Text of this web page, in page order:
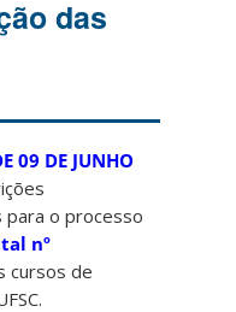
das
09 DE JUNHO
para o processo
nº
cursos de